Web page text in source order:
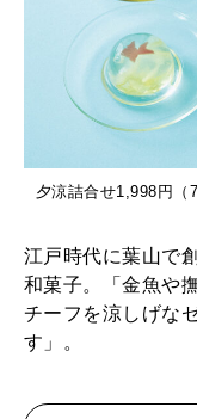
夕涼詰合せ1,998円（
江戸時代に葉山で
和菓子。「金魚や
チーフを涼しげな
す」。